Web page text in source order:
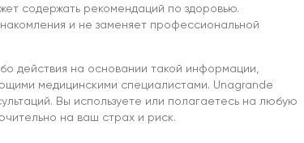
содержать рекомендаций по здоровью.
и не заменяет профессиональной
действия на основании такой информации,
медицинскими специалистами. Unagrande
Вы используете или полагаетесь на любую
на ваш страх и риск.